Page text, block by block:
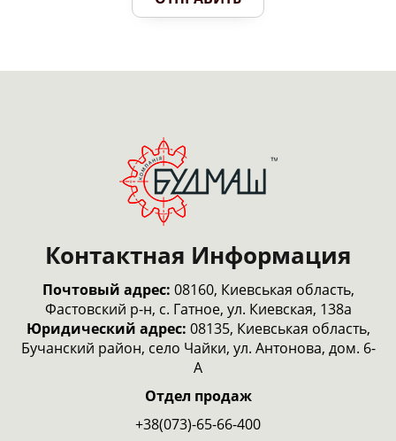
Контактная Информация
Почтовый адрес: 08160, Киевськая область,
Фастовский р-н, с. Гатное, ул. Киевская, 138а
Юридический адрес: 08135, Киевськая область,
Бучанский район, село Чайки, ул. Антонова, дом. 6-
А
Отдел продаж
+38(073)-65-66-400